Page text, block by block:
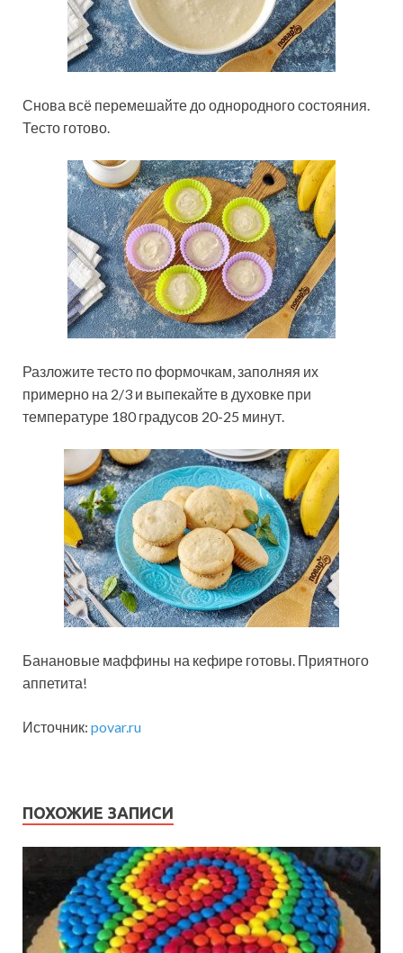
Снова всё перемешайте до однородного состояния.
Тесто готово.
Разложите тесто по формочкам, заполняя их
примерно на 2/3 и выпекайте в духовке при
температуре 180 градусов 20-25 минут.
Банановые маффины на кефире готовы. Приятного
аппетита!
Источник: povar.ru
ПОХОЖИЕ ЗАПИСИ